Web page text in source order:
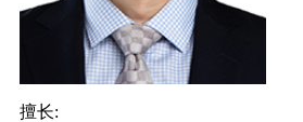
擅长: